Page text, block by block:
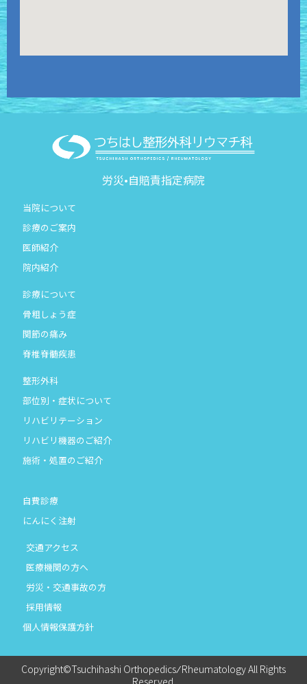
労災•自賠責指定病院
当院について
診療のご案内
医師紹介
院内紹介
診療について
骨粗しょう症
関節の痛み
脊椎脊髄疾患
整形外科
部位別・症状について
リハビリテーション
リハビリ機器のご紹介
施術・処置のご紹介
自費診療
にんにく注射
交通アクセス
医療機関の方へ
労災・交通事故の方
採用情報
個人情報保護方針
Copyright©Tsuchihashi Orthopedics ⁄ Rheumatology All Rights
Reserved.